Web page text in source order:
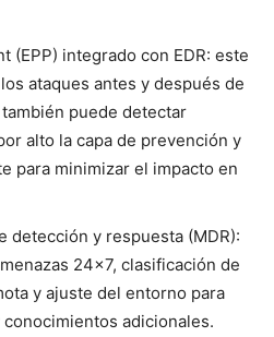
(EPP) integrado con EDR: este
ataques antes y después de
puede detectar
alto la capa de prevención y
para minimizar el impacto en
detección y respuesta (MDR):
24×7, clasificación de
y ajuste del entorno para
adicionales.